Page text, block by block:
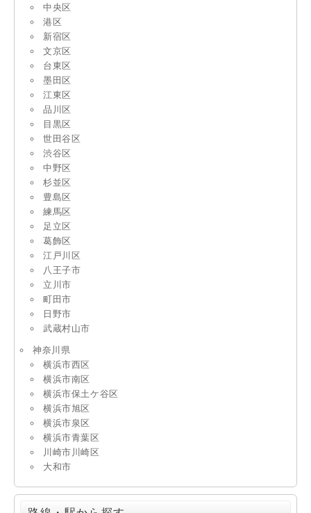
中央区
港区
新宿区
文京区
台東区
墨田区
江東区
品川区
目黒区
世田谷区
渋谷区
中野区
杉並区
豊島区
練馬区
足立区
葛飾区
江戸川区
八王子市
立川市
町田市
日野市
武蔵村山市
神奈川県
横浜市西区
横浜市南区
横浜市保土ケ谷区
横浜市旭区
横浜市泉区
横浜市青葉区
川崎市川崎区
大和市